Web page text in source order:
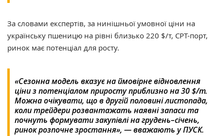
За словами експертів, за нинішньої умовної ціни на
українську пшеницю на рівні близько 220 $/т, CPT-порт,
ринок має потенціал для росту.
«Сезонна модель вказує на ймовірне відновлення
ціни з потенціалом приросту приблизно на 30 $/т.
Можна очікувати, що в другій половині листопада,
коли трейдери розвантажать наявні запаси та
почнуть формувати закупівлі на грудень–січень,
ринок розпочне зростання», — вважають у ПУСК.